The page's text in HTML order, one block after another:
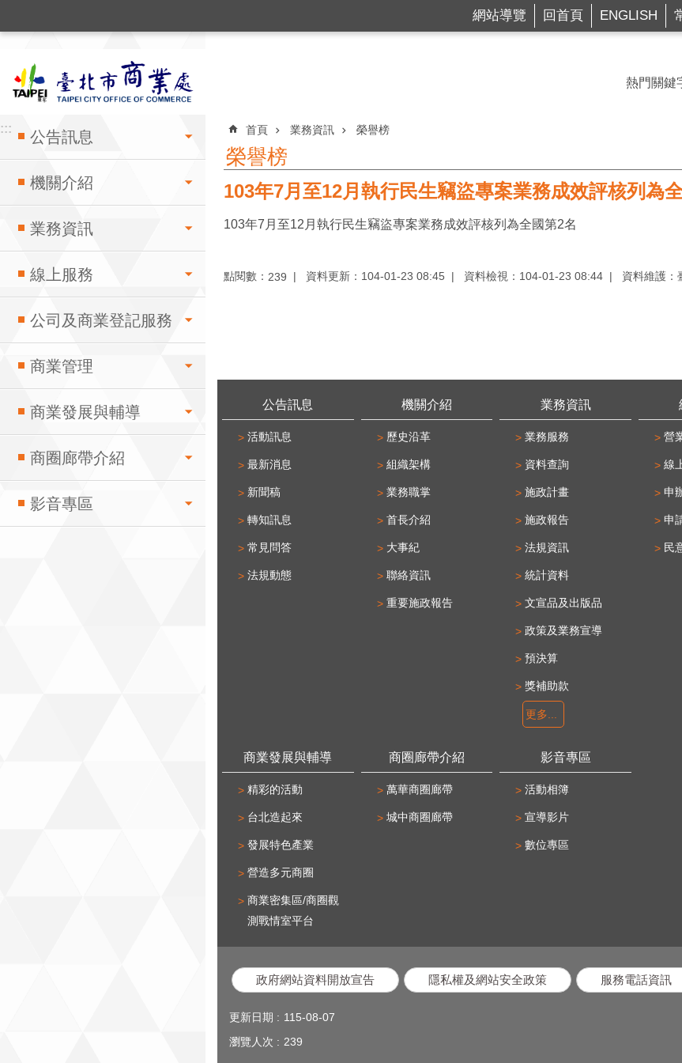
網站導覽 回首頁 ENGLISH
::: 公告訊息
機關介紹
業務資訊
線上服務
公司及商業登記服務
商業管理
商業發展與輔導
商圈廊帶介紹
影音專區
熱門關鍵
:::
首頁 業務資訊 榮譽榜
榮譽榜
103年7月至12月執行民生竊盜專案業務成效評核列為
103年7月至12月執行民生竊盜專案業務成效評核列為全國第2名
點閱數： 239 資料更新：104-01-23 08:45 資料檢視：104-01-23 08:44 資料維護：
公告訊息
活動訊息
最新消息
新聞稿
轉知訊息
常見問答
法規動態
機關介紹
歷史沿革
組織架構
業務職掌
首長介紹
大事紀
聯絡資訊
重要施政報告
業務資訊
業務服務
資料查詢
施政計畫
施政報告
法規資訊
統計資料
文宣品及出版品
政策及業務宣導
預決算
獎補助款
更多...
營
線
申
申
民
商業發展與輔導
精彩的活動
台北造起來
發展特色產業
營造多元商圈
商業密集區/商圈觀
測戰情室平台
商圈廊帶介紹
萬華商圈廊帶
城中商圈廊帶
影音專區
活動相簿
宣導影片
數位專區
政府網站資料開放宣告 隱私權及網站安全政策 服務電話資訊
更新日期
115-08-07
瀏覽人次
239